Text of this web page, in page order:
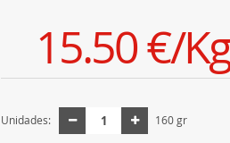
15.50 €/Kg
Unidades: 160 gr